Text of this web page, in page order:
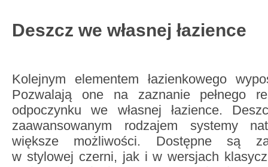
Deszcz we własnej łazience
Kolejnym elementem łazienkowego
Pozwalają one na zaznanie pełnego
odpoczynku we własnej łazience.
zaawansowanym rodzajem systemy
większe możliwości. Dostępne są
w stylowej czerni, jak i w wersjach